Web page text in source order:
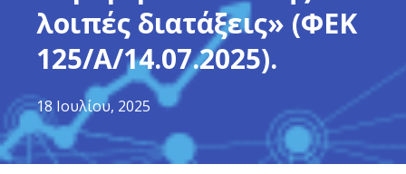
λοιπές διατάξεις» (ΦΕΚ
125/Α/14.07.2025).
18 Ιουλίου, 2025